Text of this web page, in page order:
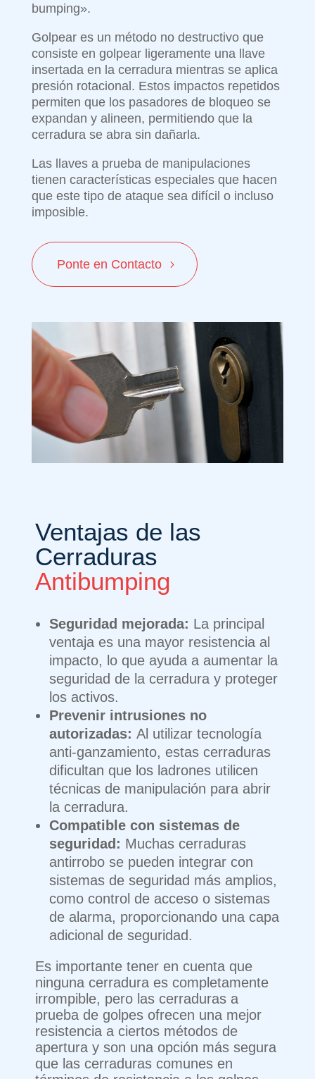
bumping».
Golpear es un método no destructivo que
consiste en golpear ligeramente una llave
insertada en la cerradura mientras se aplica
presión rotacional. Estos impactos repetidos
permiten que los pasadores de bloqueo se
expandan y alineen, permitiendo que la
cerradura se abra sin dañarla.
Las llaves a prueba de manipulaciones
tienen características especiales que hacen
que este tipo de ataque sea difícil o incluso
imposible.
Ponte en Contacto
Ventajas de las
Cerraduras
Antibumping
Seguridad mejorada: La principal
ventaja es una mayor resistencia al
impacto, lo que ayuda a aumentar la
seguridad de la cerradura y proteger
los activos.
Prevenir intrusiones no
autorizadas: Al utilizar tecnología
anti-ganzamiento, estas cerraduras
dificultan que los ladrones utilicen
técnicas de manipulación para abrir
la cerradura.
Compatible con sistemas de
seguridad: Muchas cerraduras
antirrobo se pueden integrar con
sistemas de seguridad más amplios,
como control de acceso o sistemas
de alarma, proporcionando una capa
adicional de seguridad.
Es importante tener en cuenta que
ninguna cerradura es completamente
irrompible, pero las cerraduras a
prueba de golpes ofrecen una mejor
resistencia a ciertos métodos de
apertura y son una opción más segura
que las cerraduras comunes en